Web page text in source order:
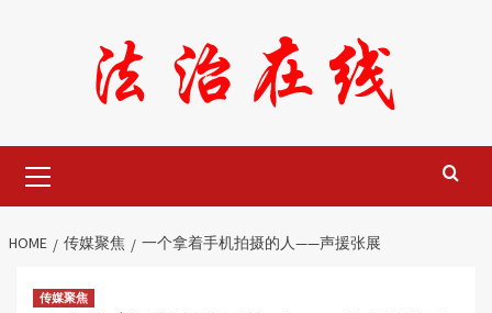
Menu
HOME 传媒聚焦 一个拿着手机拍摄的人——声援张展
传媒聚焦